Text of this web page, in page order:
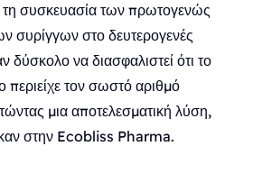
τη συσκευασία των πρωτογενώς
συρίγγων στο δευτερογενές
δύσκολο να διασφαλιστεί ότι το
περιείχε τον σωστό αριθμό
μια αποτελεσματική λύση,
στην Ecobliss Pharma.